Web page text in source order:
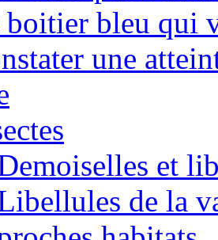
boitier bleu qui
une
et
de la